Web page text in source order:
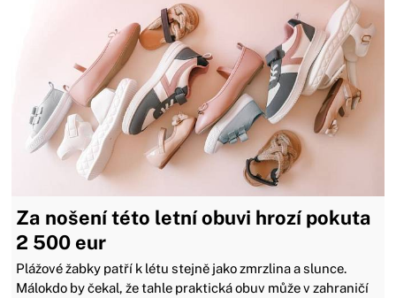
Za nošení této letní obuvi hrozí pokuta
2 500 eur
Plážové žabky patří k létu stejně jako zmrzlina a slunce.
Málokdo by čekal, že tahle praktická obuv může v zahraničí